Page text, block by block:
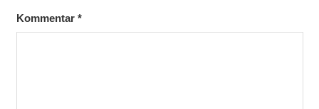
Kommentar *